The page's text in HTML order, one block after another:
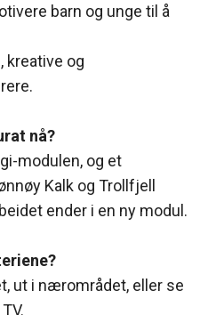
barn og unge til å
kreative og
nå?
modulen, og et
Kalk og Trollfjell
ender i en ny modul.
ut i nærområdet, eller se